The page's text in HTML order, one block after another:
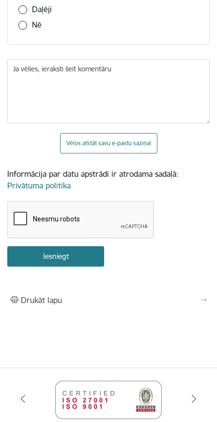
Daļēji
Nē
Ja vēlies, ieraksti šeit komentāru
Vēlos atstāt savu e-pastu saziņai
Informācija par datu apstrādi ir atrodama sadaļā:
Privātuma politika
Drukāt lapu